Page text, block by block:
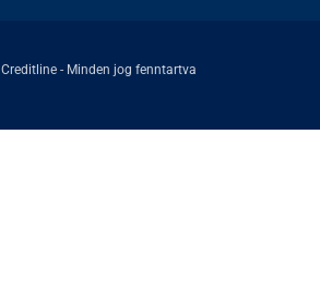
Creditline - Minden jog fenntartva